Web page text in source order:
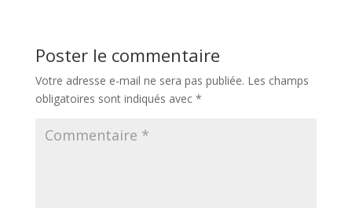
Poster le commentaire
Votre adresse e-mail ne sera pas publiée. Les champs
obligatoires sont indiqués avec *